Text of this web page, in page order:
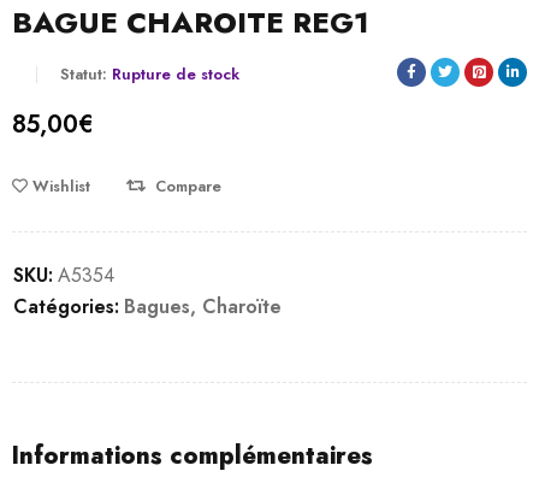
BAGUE CHAROITE REG1
Statut: Rupture de stock
85,00€
Wishlist Compare
SKU: A5354
Catégories: Bagues, Charoïte
Informations complémentaires